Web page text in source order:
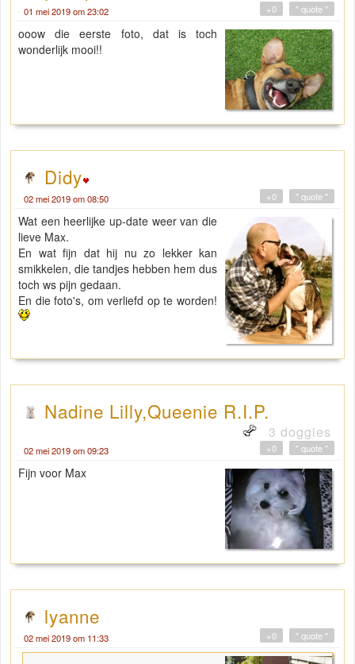
01 mei 2019 om 23:02 " quote "
+0
ooow die eerste foto, dat is toch
wonderlijk mooi!!
Didy
02 mei 2019 om 08:50 " quote "
+0
Wat een heerlijke up-date weer van die
lieve Max.
En wat fijn dat hij nu zo lekker kan
smikkelen, die tandjes hebben hem dus
toch ws pijn gedaan.
En die foto's, om verliefd op te worden!
Nadine Lilly,Queenie R.I.P.
3 doggies
02 mei 2019 om 09:23 " quote "
+0
Fijn voor Max
lyanne
02 mei 2019 om 11:33 " quote "
+0